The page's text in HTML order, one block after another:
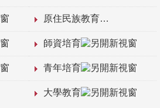
原住民族教育
師資培育
青年培育
大學教育